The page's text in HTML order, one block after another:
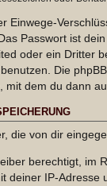
Einwege-
Passwort ist
oder ein Dritter
Die
mit dem du dann
die von dir
berechtigt, im
deiner IP-